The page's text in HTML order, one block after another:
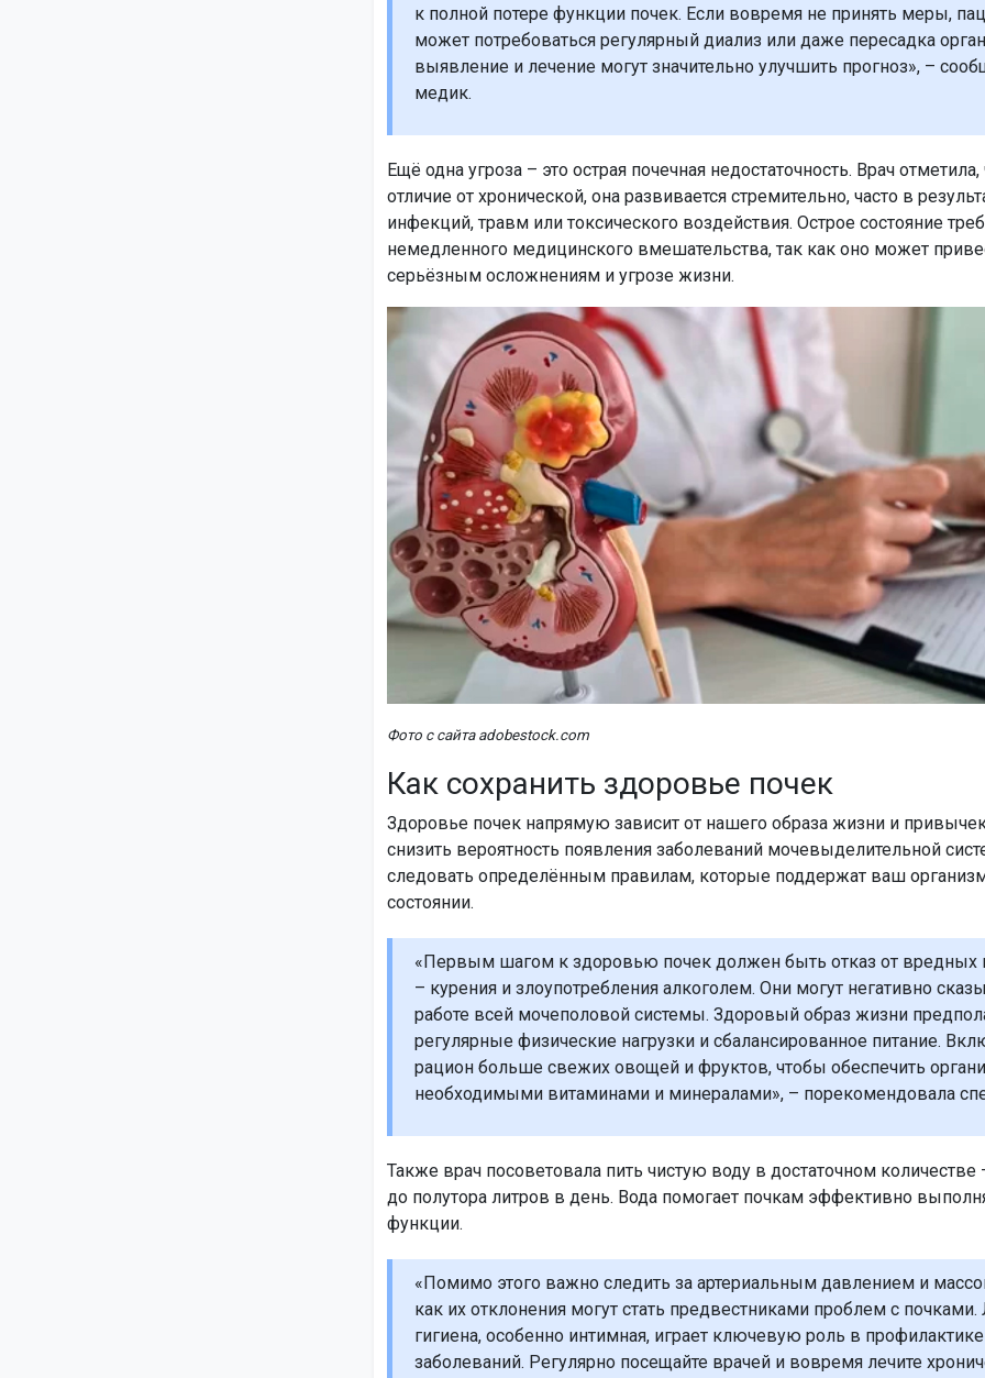
к полной потере функции почек. Если вовремя не принять меры,
может потребоваться регулярный диализ или даже пересадка
выявление и лечение могут значительно улучшить прогноз», –
медик.
Ещё одна угроза – это острая почечная недостаточность. Врач отметила,
отличие от хронической, она развивается стремительно, часто в
инфекций, травм или токсического воздействия. Острое состояние
немедленного медицинского вмешательства, так как оно может
серьёзным осложнениям и угрозе жизни.
Фото с сайта adobestock.com
Как сохранить здоровье почек
Здоровье почек напрямую зависит от нашего образа жизни и
снизить вероятность появления заболеваний мочевыделительной
следовать определённым правилам, которые поддержат ваш
состоянии.
«Первым шагом к здоровью почек должен быть отказ от вредных
– курения и злоупотребления алкоголем. Они могут негативно
работе всей мочеполовой системы. Здоровый образ жизни
регулярные физические нагрузки и сбалансированное питание.
рацион больше свежих овощей и фруктов, чтобы обеспечить
необходимыми витаминами и минералами», – порекомендовала
Также врач посоветовала пить чистую воду в достаточном количестве
до полутора литров в день. Вода помогает почкам эффективно
функции.
«Помимо этого важно следить за артериальным давлением и
как их отклонения могут стать предвестниками проблем с почками.
гигиена, особенно интимная, играет ключевую роль в профилактике
заболеваний. Регулярно посещайте врачей и вовремя лечите